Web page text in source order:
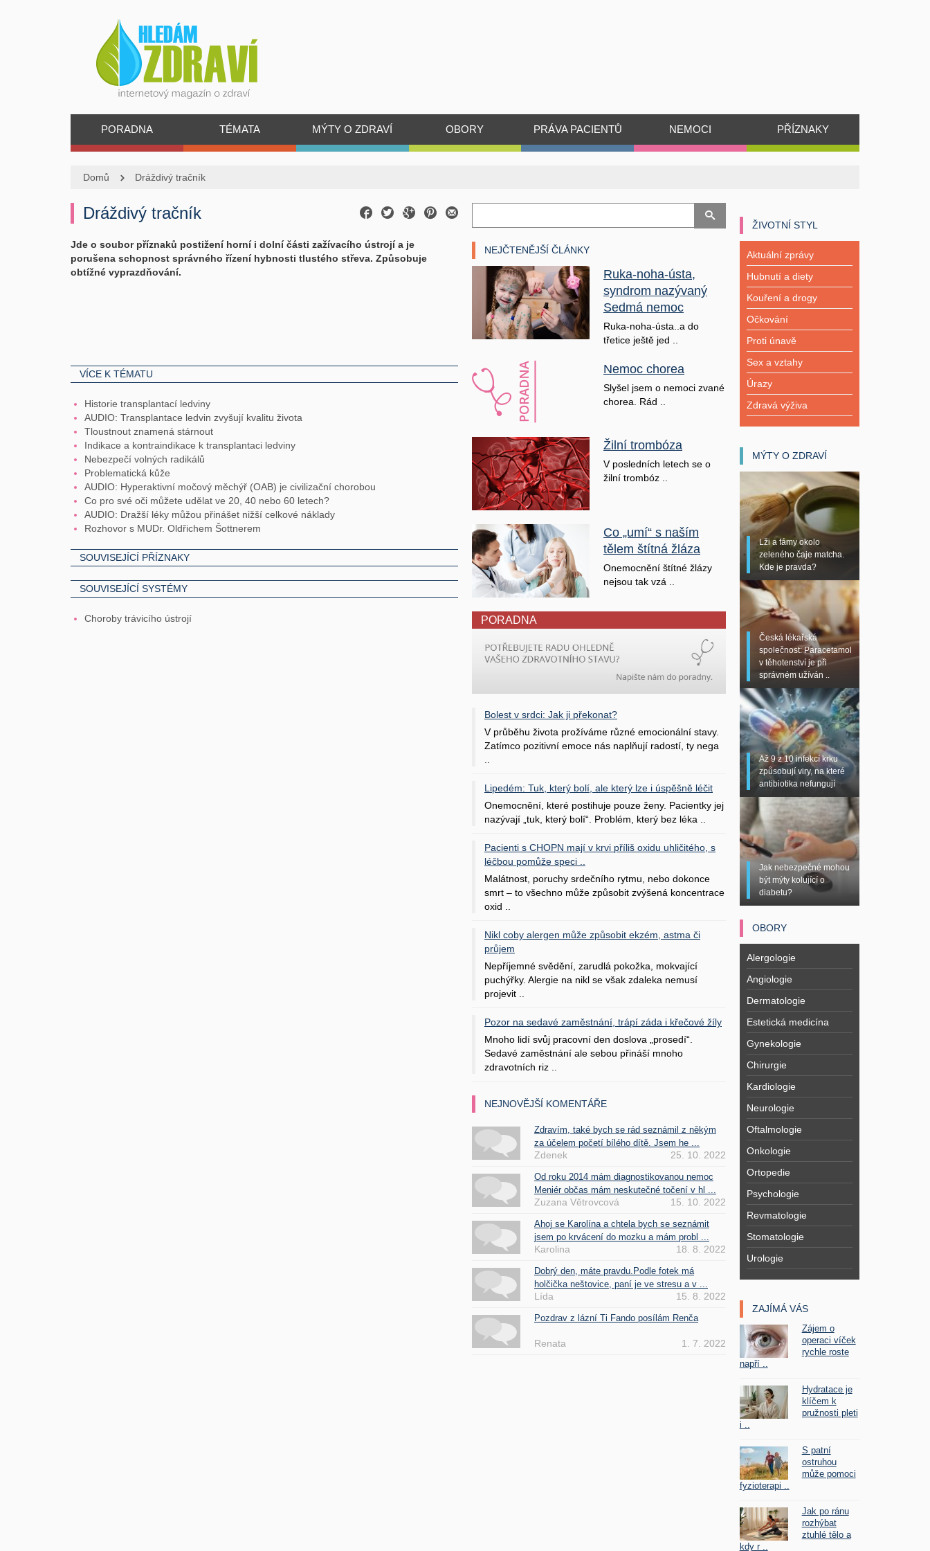
PORADNA TÉMATA MÝTY O ZDRAVÍ OBORY PRÁVA PACIENTŮ NEMOCI PŘÍZNAKY
Domů Dráždivý tračník
Dráždivý tračník
Jde o soubor příznaků postižení horní i dolní části zažívacího ústrojí a je
porušena schopnost správného řízení hybnosti tlustého střeva. Způsobuje
obtížné vyprazdňování.
VÍCE K TÉMATU
Historie transplantací ledviny
AUDIO: Transplantace ledvin zvyšují kvalitu života
Tloustnout znamená stárnout
Indikace a kontraindikace k transplantaci ledviny
Nebezpečí volných radikálů
Problematická kůže
AUDIO: Hyperaktivní močový měchýř (OAB) je civilizační chorobou
Co pro své oči můžete udělat ve 20, 40 nebo 60 letech?
AUDIO: Dražší léky můžou přinášet nižší celkové náklady
Rozhovor s MUDr. Oldřichem Šottnerem
SOUVISEJÍCÍ PŘÍZNAKY
SOUVISEJÍCÍ SYSTÉMY
Choroby trávicího ústrojí
NEJČTENĚJŠÍ ČLÁNKY
Ruka-noha-ústa,
syndrom nazývaný
Sedmá nemoc
Ruka-noha-ústa..a do
třetice ještě jed ..
Nemoc chorea
Slyšel jsem o nemoci zvané
chorea. Rád ..
Žilní trombóza
V posledních letech se o
žilní trombóz ..
Co „umí“ s naším
tělem štítná žláza
Onemocnění štítné žlázy
nejsou tak vzá ..
PORADNA
Bolest v srdci: Jak ji překonat?
V průběhu života prožíváme různé emocionální stavy.
Zatímco pozitivní emoce nás naplňují radostí, ty nega
..
Lipedém: Tuk, který bolí, ale který lze i úspěšně léčit
Onemocnění, které postihuje pouze ženy. Pacientky jej
nazývají „tuk, který bolí“. Problém, který bez léka ..
Pacienti s CHOPN mají v krvi příliš oxidu uhličitého, s
léčbou pomůže speci ..
Malátnost, poruchy srdečního rytmu, nebo dokonce
smrt – to všechno může způsobit zvýšená koncentrace
oxid ..
Nikl coby alergen může způsobit ekzém, astma či
průjem
Nepříjemné svědění, zarudlá pokožka, mokvající
puchýřky. Alergie na nikl se však zdaleka nemusí
projevit ..
Pozor na sedavé zaměstnání, trápí záda i křečové žíly
Mnoho lidí svůj pracovní den doslova „prosedí“.
Sedavé zaměstnání ale sebou přináší mnoho
zdravotních riz ..
NEJNOVĚJŠÍ KOMENTÁŘE
Zdravím, také bych se rád seznámil z někým
za účelem početí bílého dítě. Jsem he ...
Zdenek 25. 10. 2022
Od roku 2014 mám diagnostikovanou nemoc
Meniér občas mám neskutečné točení v hl ...
Zuzana Větrovcová 15. 10. 2022
Ahoj se Karolína a chtela bych se seznámit
jsem po krvácení do mozku a mám probl ...
Karolina 18. 8. 2022
Dobrý den, máte pravdu.Podle fotek má
holčička neštovice, paní je ve stresu a v ...
Lída 15. 8. 2022
Pozdrav z lázní Ti Fando posílám Renča
Renata 1. 7. 2022
ŽIVOTNÍ STYL
Aktuální zprávy
Hubnutí a diety
Kouření a drogy
Očkování
Proti únavě
Sex a vztahy
Úrazy
Zdravá výživa
MÝTY O ZDRAVÍ
Lži a fámy okolo
zeleného čaje matcha.
Kde je pravda?
Česká lékařská
společnost: Paracetamol
v těhotenství je při
správném užíván ..
Až 9 z 10 infekcí krku
způsobují viry, na které
antibiotika nefungují
Jak nebezpečné mohou
být mýty kolující o
diabetu?
OBORY
Alergologie
Angiologie
Dermatologie
Estetická medicína
Gynekologie
Chirurgie
Kardiologie
Neurologie
Oftalmologie
Onkologie
Ortopedie
Psychologie
Revmatologie
Stomatologie
Urologie
ZAJÍMÁ VÁS
Zájem o
operaci víček
rychle roste
napří ..
Hydratace je
klíčem k
pružnosti pleti
i ..
S patní
ostruhou
může pomoci
fyzioterapi ..
Jak po ránu
rozhýbat
ztuhlé tělo a
kdy r ..